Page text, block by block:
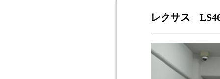
レクサス